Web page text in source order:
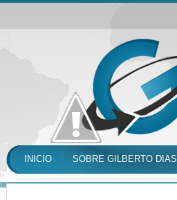
INICIO SOBRE GILBERTO DIAS